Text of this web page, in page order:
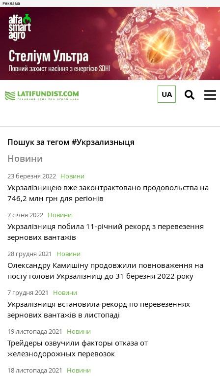
UA
Пошук за тегом #Укрзализныця
Новини
23 березня 2022 Новини
Укрзалізницею вже законтрактовано продовольства на
746,2 млн грн для регіонів
7 січня 2022 Новини
Укрзалізниця побила 11-річний рекорд з перевезення
зернових вантажів
28 грудня 2021 Новини
Олександру Камишіну продовжили повноваження на
посту голови Укрзалізниці до 31 березня 2022 року
7 грудня 2021 Новини
Укрзалізниця встановила рекорд по перевезеннях
зернових вантажів в листопаді
19 листопада 2021 Новини
Трейдеры озвучили факторы отказа от
железнодорожных перевозок
18 листопада 2021 Новини